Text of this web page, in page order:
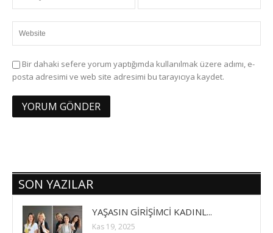
Bir dahaki sefere yorum yaptığımda kullanılmak üzere adımı, e-
posta adresimi ve web site adresimi bu tarayıcıya kaydet.
SON YAZILAR
YAŞASIN GİRİŞİMCİ KADINL...
Kas 19, 2025